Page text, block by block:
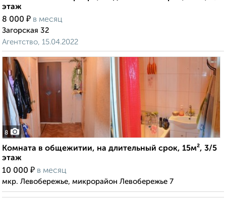
этаж
8 000 ₽ в месяц
Загорская 32
Агентство, 15.04.2022
8
Комната в общежитии, на длительный срок, 15м², 3/5
этаж
10 000 ₽ в месяц
мкр. Левобережье, микрорайон Левобережье 7